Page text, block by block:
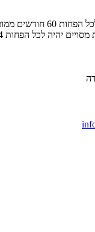
תוקף שובר כספי הינו